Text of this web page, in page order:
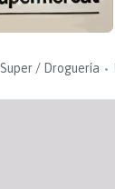
Super / Droguería